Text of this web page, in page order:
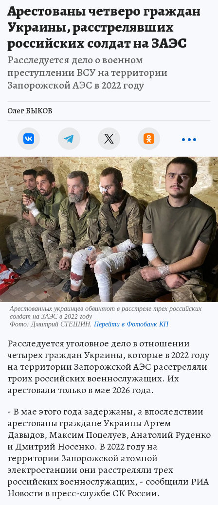
Арестованы четверо граждан
Украины, расстрелявших
российских солдат на ЗАЭС
Расследуется дело о военном
преступлении ВСУ на территории
Запорожской АЭС в 2022 году
Олег БЫКОВ
Арестованных украинцев обвиняют в расстреле трех российских
солдат на ЗАЭС в 2022 году
Фото:Дмитрий СТЕШИН. Перейти в Фотобанк КП
Расследуется уголовное дело в отношении
четырех граждан Украины, которые в 2022 году
на территории Запорожской АЭС расстреляли
троих российских военнослужащих. Их
арестовали только в мае 2026 года.
- В мае этого года задержаны, а впоследствии
арестованы граждане Украины Артем
Давыдов, Максим Поцелуев, Анатолий Руденко
и Дмитрий Носенко. В 2022 году на
территории Запорожской атомной
электростанции они расстреляли трех
российских военнослужащих, - сообщили РИА
Новости в пресс-службе СК России.